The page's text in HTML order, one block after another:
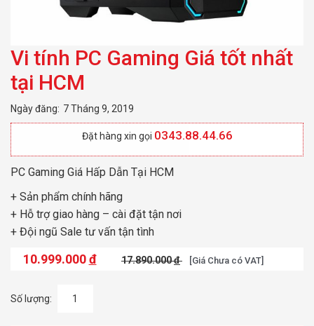
Vi tính PC Gaming Giá tốt nhất
tại HCM
Ngày đăng: 7 Tháng 9, 2019
Đặt hàng xin gọi 0343.88.44.66
PC Gaming Giá Hấp Dẫn Tại HCM
+ Sản phẩm chính hãng
+ Hỗ trợ giao hàng – cài đặt tận nơi
+ Đội ngũ Sale tư vấn tận tình
10.999.000đ 17.890.000đ [Giá Chưa có VAT]
Số lượng: